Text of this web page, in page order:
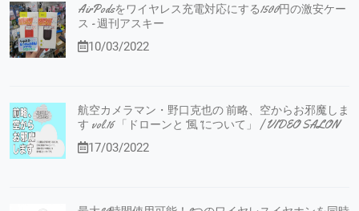
AirPodsをワイヤレス充電対応にする1500円の激安ケー
ス - 週刊アスキー
10/03/2022
航空カメラマン・野口克也の 前略、空からお邪魔しま
す vol.16 「ドローンと”風”について」 | VIDEO SALON
17/03/2022